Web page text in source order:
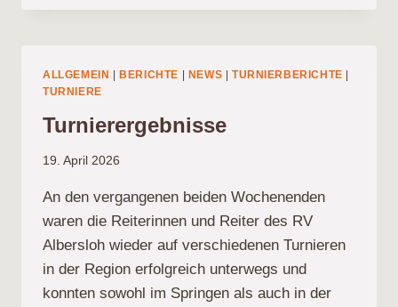
AN
ALLGEMEIN BERICHTE NEWS TURNIERBERICHTE
TURNIERE
Turnierergebnisse
19. April 2026
An den vergangenen beiden Wochenenden
waren die Reiterinnen und Reiter des RV
Albersloh wieder auf verschiedenen Turnieren
in der Region erfolgreich unterwegs und
konnten sowohl im Springen als auch in der